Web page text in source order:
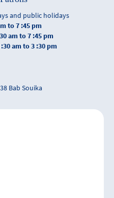
and public holidays
to 7 :45 pm
am to 7 :45 pm
:30 am to 3 :30 pm
Bab Souika